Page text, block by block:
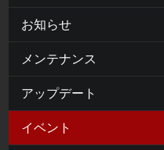
お知らせ
メンテナンス
アップデート
イベント